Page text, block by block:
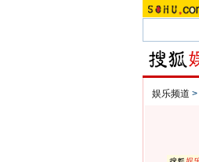
娱乐频道 >